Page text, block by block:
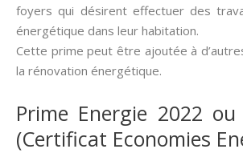
foyers qui désirent effectuer des
énergétique dans leur habitation.
Cette prime peut être ajoutée à
la rénovation énergétique.
Prime Energie 2022 ou
(Certificat Economies